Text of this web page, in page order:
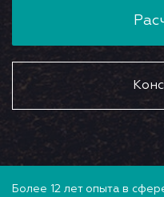
Более 12 лет опыта в